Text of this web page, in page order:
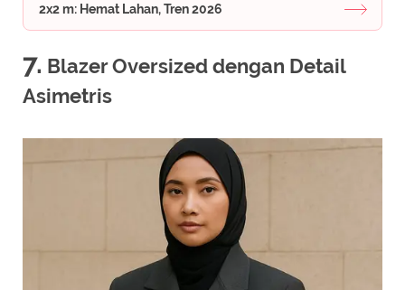
2x2 m: Hemat Lahan, Tren 2026
7. Blazer Oversized dengan Detail
Asimetris